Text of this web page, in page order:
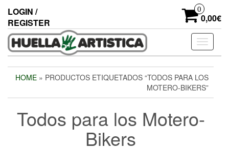
the
content
LOGIN /
REGISTER
0
0,00€
Toggle
HOME » PRODUCTOS ETIQUETADOS “TODOS PARA LOS
MOTERO-BIKERS”
Todos para los Motero-
Bikers